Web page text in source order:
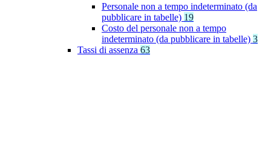
Personale non a tempo indeterminato (da
pubblicare in tabelle) 19
Costo del personale non a tempo
indeterminato (da pubblicare in tabelle) 3
Tassi di assenza 63